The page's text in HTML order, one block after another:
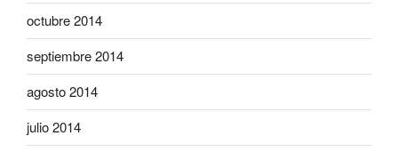
octubre 2014
septiembre 2014
agosto 2014
julio 2014